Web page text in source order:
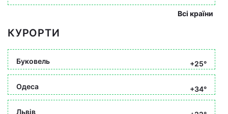
Всі країни
КУРОРТИ
Буковель +25°
Одеса +34°
Львів